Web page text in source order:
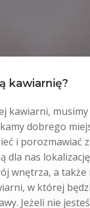
kawiarnię?
kawiarni,
dobrego
i porozmawiać
dla nas
wnętrza, a także
w której
Jeżeli nie